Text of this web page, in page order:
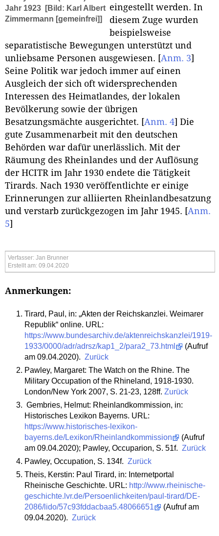
Jahr 1923
[Bild: Karl Albert
Zimmermann [gemeinfrei]]
eingestellt werden. In
diesem Zuge wurden
beispielsweise
separatistische Bewegungen unterstützt und
unliebsame Personen ausgewiesen. [Anm. 3]
Seine Politik war jedoch immer auf einen
Ausgleich der sich oft widersprechenden
Interessen des Heimatlandes, der lokalen
Bevölkerung sowie der übrigen
Besatzungsmächte ausgerichtet. [Anm. 4] Die
gute Zusammenarbeit mit den deutschen
Behörden war dafür unerlässlich. Mit der
Räumung des Rheinlandes und der Auflösung
der HCITR im Jahr 1930 endete die Tätigkeit
Tirards. Nach 1930 veröffentlichte er einige
Erinnerungen zur alliierten Rheinlandbesatzung
und verstarb zurückgezogen im Jahr 1945. [Anm.
5]
Verfasser: Jan Brunner
Erstellt am: 09.04.2020
Anmerkungen:
Tirard, Paul, in: „Akten der Reichskanzlei. Weimarer
Republik“ online. URL:
https://www.bundesarchiv.de/aktenreichskanzlei/1919-
1933/0000/adr/adrsz/kap1_2/para2_73.html
(Aufruf
am 09.04.2020). Zurück
Pawley, Margaret: The Watch on the Rhine. The
Military Occupation of the Rhineland, 1918-1930.
London/New York 2007, S. 21-23, 128ff. Zurück
Gembries, Helmut: Rheinlandkommission, in:
Historisches Lexikon Bayerns. URL:
https://www.historisches-lexikon-
bayerns.de/Lexikon/Rheinlandkommission
(Aufruf
am 09.04.2020); Pawley, Occuparion, S. 51f. Zurück
Pawley, Occupation, S. 134f. Zurück
Theis, Kerstin: Paul Tirard, in: Internetportal
Rheinische Geschichte. URL: http://www.rheinische-
geschichte.lvr.de/Persoenlichkeiten/paul-tirard/DE-
2086/lido/57c93fddacbaa5.48066651
(Aufruf am
09.04.2020). Zurück